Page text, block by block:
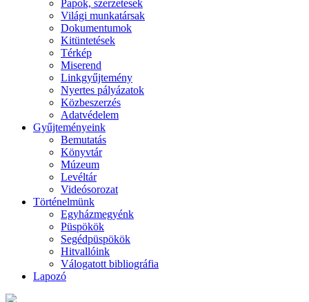
Papok, szerzetesek
Világi munkatársak
Dokumentumok
Kitüntetések
Térkép
Miserend
Linkgyűjtemény
Nyertes pályázatok
Közbeszerzés
Adatvédelem
Gyűjteményeink
Bemutatás
Könyvtár
Múzeum
Levéltár
Videósorozat
Történelmünk
Egyházmegyénk
Püspökök
Segédpüspökök
Hitvallóink
Válogatott bibliográfia
Lapozó